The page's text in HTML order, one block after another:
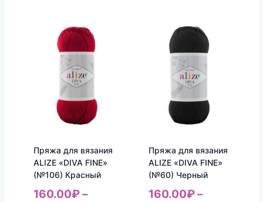
Пряжа для вязания
ALIZE «DIVA FINE»
(№106) Красный
160.00₽–
Пряжа для вязания
ALIZE «DIVA FINE»
(№60) Черный
160.00₽–